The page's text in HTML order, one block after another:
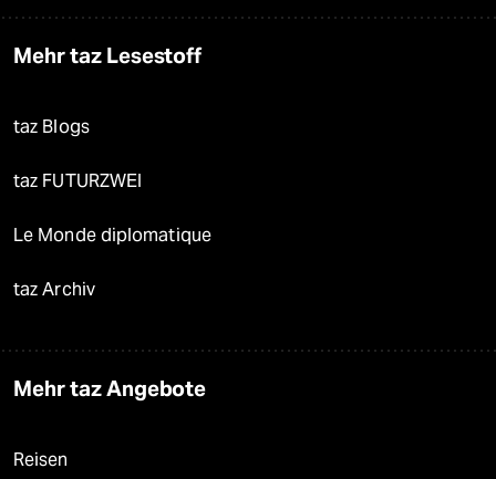
Mehr taz Lesestoff
taz Blogs
taz FUTURZWEI
Le Monde diplomatique
taz Archiv
Mehr taz Angebote
Reisen